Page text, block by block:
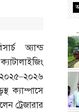
অ্যান্ড
–২০২৬
ক্যাম্পাসে
ট্রেজারার